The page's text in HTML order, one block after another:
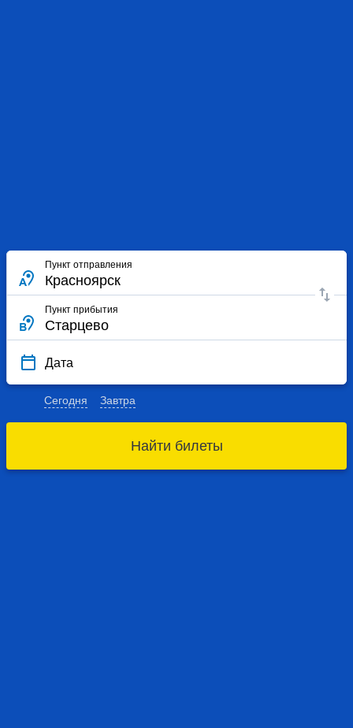
Пункт отправления
Пункт прибытия
Дата
Сегодня Завтра
Найти билеты